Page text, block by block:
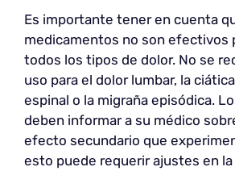
Es importante tener en cuenta
medicamentos no son efectivos
todos los tipos de dolor. No se
uso para el dolor lumbar, la
espinal o la migraña episódica.
deben informar a su médico
efecto secundario que
esto puede requerir ajustes en la